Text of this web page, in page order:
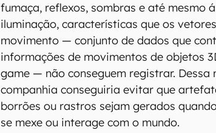
fumaça, reflexos, sombras e até mesmo
iluminação, características que os
movimento — conjunto de dados que
informações de movimentos de objetos
game — não conseguem registrar. Dessa
companhia conseguiria evitar que
borrões ou rastros sejam gerados
se mexe ou interage com o mundo.